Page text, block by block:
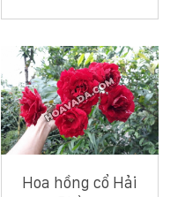
Hoa hồng cổ Hải